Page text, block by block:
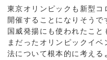
東京オリンピックも新型
開催することになりそう
国威発揚にも使われたこと
まだったオリンピックイ
法について根本的に考える